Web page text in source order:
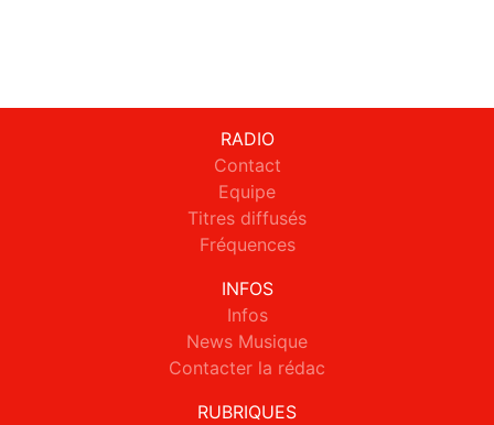
RADIO
Contact
Equipe
Titres diffusés
Fréquences
INFOS
Infos
News Musique
Contacter la rédac
RUBRIQUES